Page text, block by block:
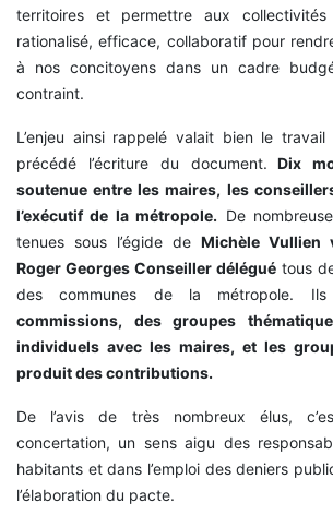
territoires et permettre aux collectivités
rationalisé, efficace, collaboratif pour
à nos concitoyens dans un cadre
contraint.
L’enjeu ainsi rappelé valait bien le
précédé l’écriture du document. Dix
soutenue entre les maires, les
l’exécutif de la métropole. De
tenues sous l’égide de Michèle Vullien
Roger Georges Conseiller délégué tous
des communes de la métropole.
commissions, des groupes
individuels avec les maires, et les
produit des contributions.
De l’avis de très nombreux élus,
concertation, un sens aigu des
habitants et dans l’emploi des deniers
l’élaboration du pacte.